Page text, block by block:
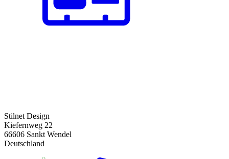
Stilnet Design
Kiefernweg 22
66606 Sankt Wendel
Deutschland